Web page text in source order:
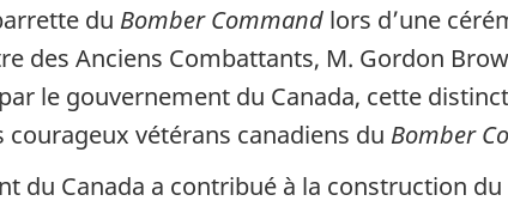
du Bomber Command lors d’une
des Anciens Combattants, M. Gordon
le gouvernement du Canada, cette
vétérans canadiens du Bomber
du Canada a contribué à la construction